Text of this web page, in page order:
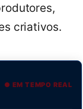
criativos.
● EM TEMPO REAL